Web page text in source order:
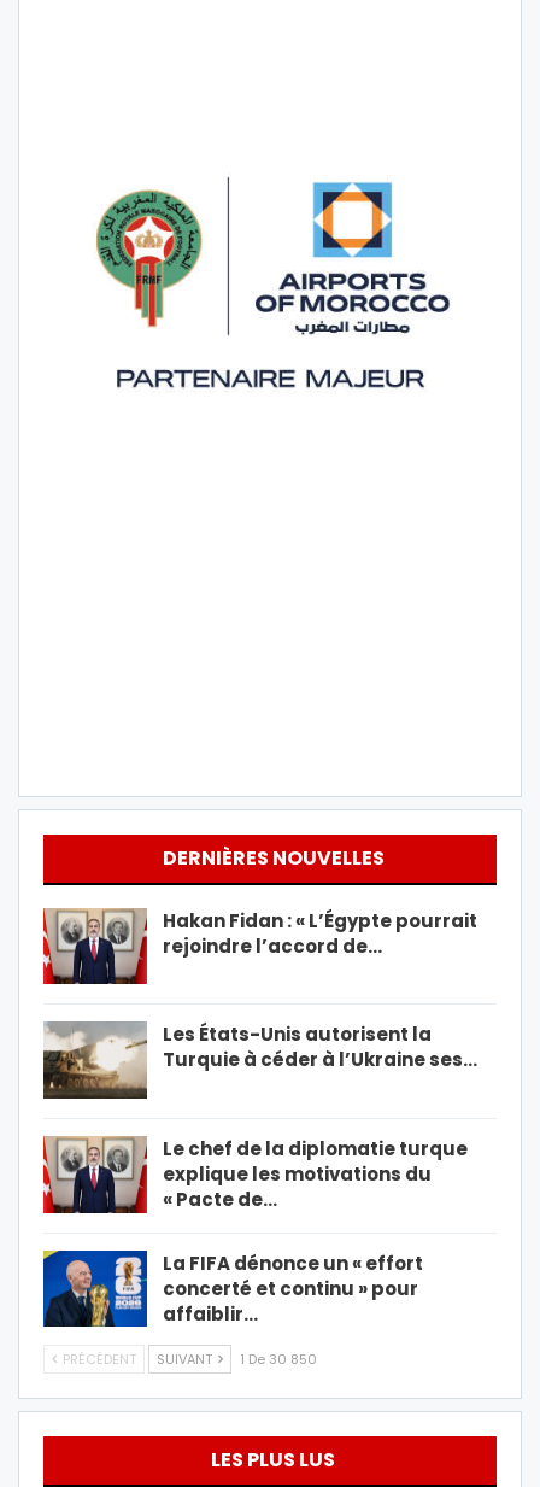
DERNIÈRES NOUVELLES
Hakan Fidan : « L’Égypte pourrait
rejoindre l’accord de…
Les États-Unis autorisent la
Turquie à céder à l’Ukraine ses…
Le chef de la diplomatie turque
explique les motivations du
« Pacte de…
La FIFA dénonce un « effort
concerté et continu » pour
affaiblir…
PRÉCÉDENT SUIVANT 1 De 30 850
LES PLUS LUS